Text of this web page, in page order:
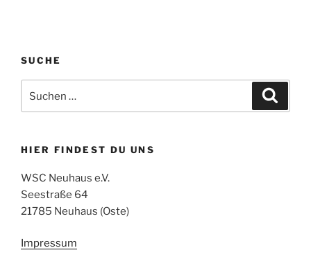
SUCHE
nach:
HIER FINDEST DU UNS
WSC Neuhaus e.V.
Seestraße 64
21785 Neuhaus (Oste)
Impressum